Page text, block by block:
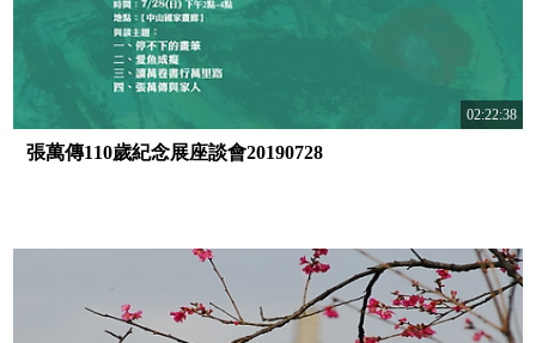
02:22:38
張萬傳110歲紀念展座談會20190728